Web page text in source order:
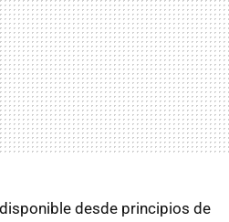
desde principios de